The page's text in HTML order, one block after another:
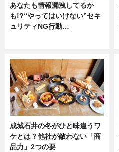
あなたも情報漏洩してるか
も!?“やってはいけない”セキ
ュリティNG行動…
成城石井の冬がひと味違うワ
ケとは？他社が敵わない「商
品力」2つの要